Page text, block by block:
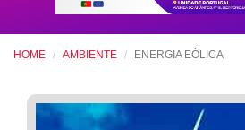
HOME AMBIENTE ENERGIA EÓLICA